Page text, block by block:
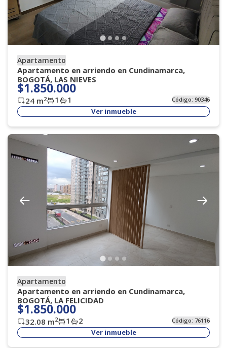
Apartamento
Apartamento en arriendo en Cundinamarca,
BOGOTÁ, LAS NIEVES
$1.850.000
24m2 1 1 Código:90346
Ver inmueble
Apartamento
Apartamento en arriendo en Cundinamarca,
BOGOTÁ, LA FELICIDAD
$1.850.000
32.08 m2 1 2 Código: 76116
Ver inmueble